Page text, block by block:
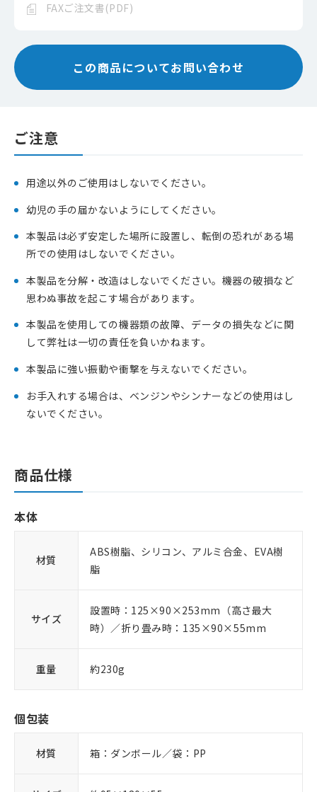
FAXご注文書(PDF)
この商品についてお問い合わせ
ご注意
用途以外のご使用はしないでください。
幼児の手の届かないようにしてください。
本製品は必ず安定した場所に設置し、転倒の恐れがある場
所での使用はしないでください。
本製品を分解・改造はしないでください。機器の破損など
思わぬ事故を起こす場合があります。
本製品を使用しての機器類の故障、データの損失などに関
して弊社は一切の責任を負いかねます。
本製品に強い振動や衝撃を与えないでください。
お手入れする場合は、ベンジンやシンナーなどの使用はし
ないでください。
商品仕様
本体
材質
ABS樹脂、シリコン、アルミ合金、EVA樹
脂
サイズ
設置時：125×90×253mm（高さ最大
時）／折り畳み時：135×90×55mm
重量 約230g
個包装
材質 箱：ダンボール／袋：PP